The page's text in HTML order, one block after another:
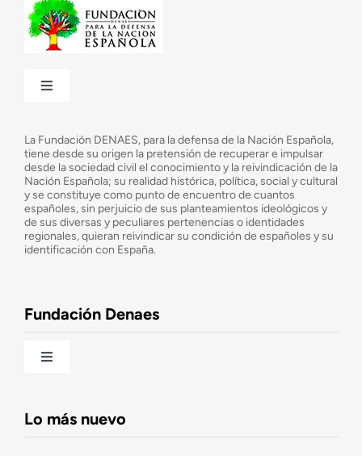
Toggle
¿Cuáles son nuestros objetivos?
Consejo Asesor
La Fundación DENAES, para la defensa de la Nación Española,
tiene desde su origen la pretensión de recuperar e impulsar
desde la sociedad civil el conocimiento y la reivindicación de la
Nación Española; su realidad histórica, política, social y cultural
y se constituye como punto de encuentro de cuantos
españoles, sin perjuicio de sus planteamientos ideológicos y
de sus diversas y peculiares pertenencias o identidades
regionales, quieran reivindicar su condición de españoles y su
identificación con España.
Fundación Denaes
Toggle
Lo más nuevo